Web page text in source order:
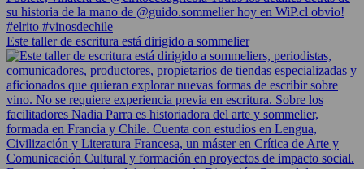
Este taller de escritura está dirigido a sommelier